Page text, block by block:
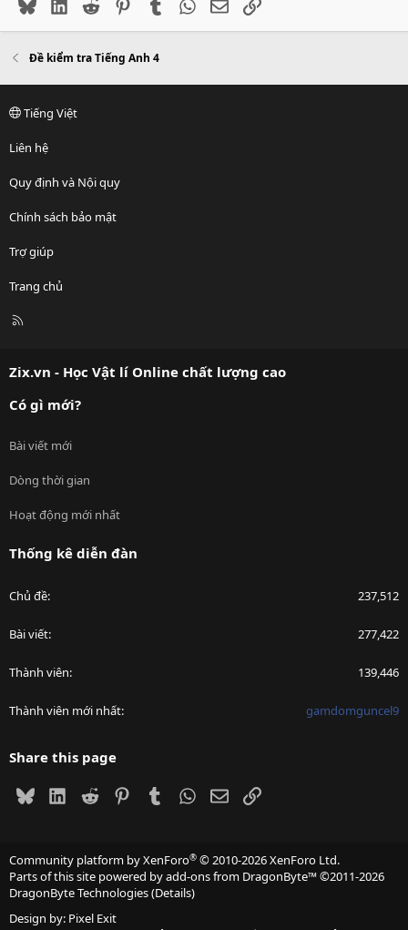
BlueskyLinkedIn
Reddit PinterestTumblr WhatsApp
EmailLink
Đề kiểm tra Tiếng Anh 4
Tiếng Việt
Liên hệ
Quy định và Nội quy
Chính sách bảo mật
Trợ giúp
Trang chủ
R
Zix.vn - Học Vật lí Online chất lượng cao
Có gì mới?
Bài viết mới
Dòng thời gian
Hoạt động mới nhất
Thống kê diễn đàn
Chủ đề 237,512
Bài viết 277,422
Thành viên 139,446
Thành viên mới nhất gamdomguncel9
Share this page
BlueskyLinkedIn
Reddit PinterestTumblrWhatsApp
EmailLink
Community platform by XenForo® © 2010-2026 XenForo Ltd.
Parts of this site powered byadd-ons from DragonByte™©2011-2026
DragonByte Technologies(Details)
Design by: Pixel Exit